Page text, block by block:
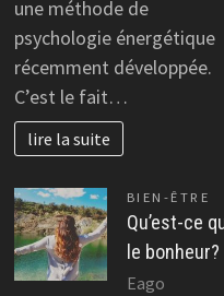
une méthode de
psychologie énergétique
récemment développée.
C’est le fait…
lire la suite
BIEN-ÊTRE
Qu’est-ce
le bonheur?
Eago